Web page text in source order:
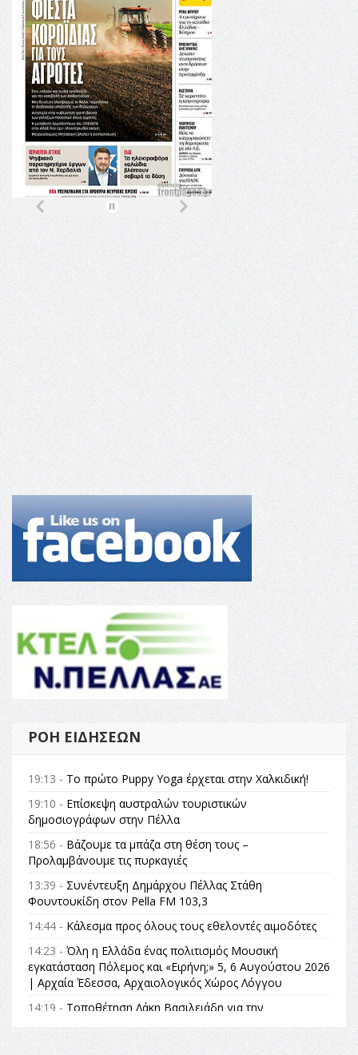
ΡΟΉ ΕΙΔΉΣΕΩΝ
19:13 - Το πρώτο Puppy Yoga έρχεται στην Χαλκιδική!
19:10 - Επίσκεψη αυστραλών τουριστικών
δημοσιογράφων στην Πέλλα
18:56 - Βάζουμε τα μπάζα στη θέση τους –
Προλαμβάνουμε τις πυρκαγιές
13:39 - Συνέντευξη Δημάρχου Πέλλας Στάθη
Φουντουκίδη στον Pella FM 103,3
14:44 - Κάλεσμα προς όλους τους εθελοντές αιμοδότες
14:23 - Όλη η Ελλάδα ένας πολιτισμός Μουσική
εγκατάσταση Πόλεμος και «Ειρήνη;» 5, 6 Αυγούστου 2026
| Αρχαία Έδεσσα, Αρχαιολογικός Χώρος Λόγγου
14:19 - Τοποθέτηση Λάκη Βασιλειάδη για την
Αναθεώρηση του Συντάγματος: «Σε τέτοιες κορυφαίες
θεσμικές διαδικασίες υπάρχει μόνο η ευθύνη απέναντι